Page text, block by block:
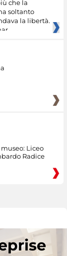
che la
soltanto
la libertà.
Liceo
Radice